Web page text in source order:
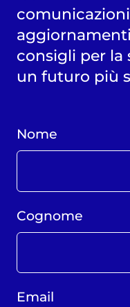
consigli per la
un futuro più
Nome
Cognome
Email